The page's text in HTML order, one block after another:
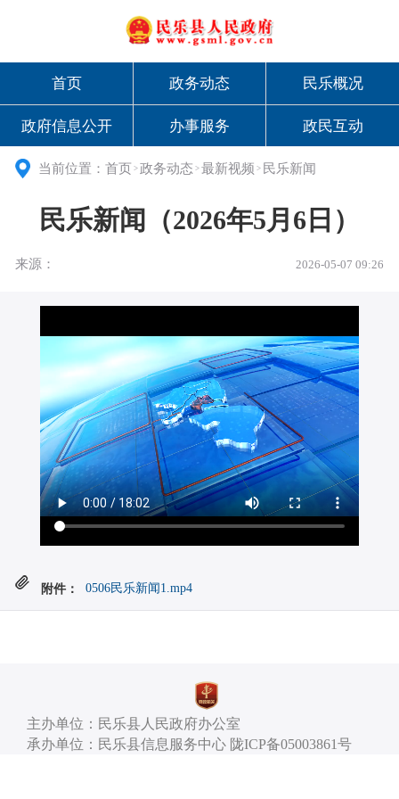
首页 政务动态 民乐概况
政府信息公开 办事服务 政民互动
当前位置：首页 > 政务动态 >最新视频 > 民乐新闻
民乐新闻（2026年5月6日）
来源： 2026-05-07 09:26
附件： 0506民乐新闻1.mp4
主办单位：民乐县人民政府办公室
承办单位：民乐县信息服务中心 陇ICP备05003861号